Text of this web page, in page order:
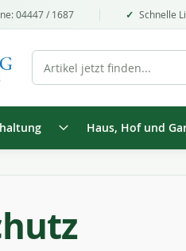
04447 / 1687 Schnelle
Haus, Hof und